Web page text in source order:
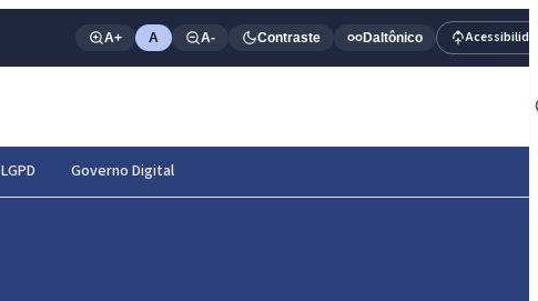
A+ A A- Contraste Daltônico
LGPD Governo Digital